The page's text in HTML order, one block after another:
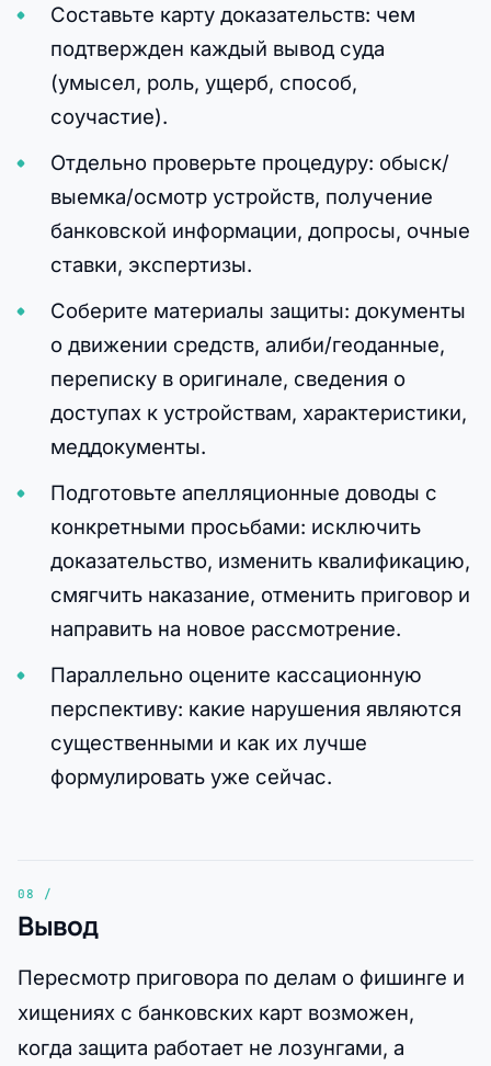
Составьте карту доказательств: чем
подтвержден каждый вывод суда
(умысел, роль, ущерб, способ,
соучастие).
Отдельно проверьте процедуру: обыск/
выемка/осмотр устройств, получение
банковской информации, допросы, очные
ставки, экспертизы.
Соберите материалы защиты: документы
о движении средств, алиби/геоданные,
переписку в оригинале, сведения о
доступах к устройствам, характеристики,
меддокументы.
Подготовьте апелляционные доводы с
конкретными просьбами: исключить
доказательство, изменить квалификацию,
смягчить наказание, отменить приговор и
направить на новое рассмотрение.
Параллельно оцените кассационную
перспективу: какие нарушения являются
существенными и как их лучше
формулировать уже сейчас.
Вывод
Пересмотр приговора по делам о фишинге и
хищениях с банковских карт возможен,
когда защита работает не лозунгами, а